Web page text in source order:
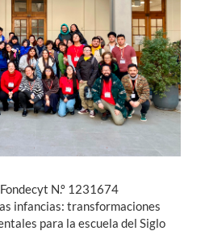
N.º 1231674
infancias: transformaciones
para la escuela del Siglo